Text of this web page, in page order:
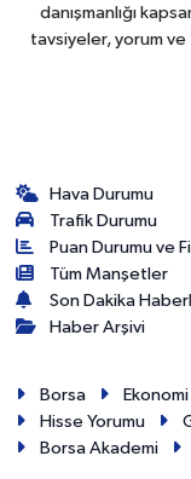
danışmanlığı
tavsiyeler, yorum
Hava Durumu
Trafik Durumu
Puan Durumu ve
Tüm Manşetler
Son Dakika
Haber Arşivi
Borsa Ekonomi
Hisse Yorumu
Borsa Akademi